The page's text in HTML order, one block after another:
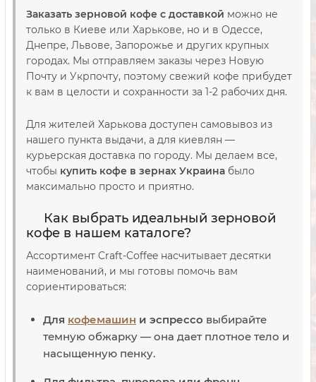
Заказать зерновой кофе с доставкой можно не
только в Киеве или Харькове, но и в Одессе,
Днепре, Львове, Запорожье и других крупных
городах. Мы отправляем заказы через Новую
Почту и Укрпочту, поэтому свежий кофе прибудет
к вам в целости и сохранности за 1-2 рабочих дня.
Для жителей Харькова доступен самовывоз из
нашего пункта выдачи, а для киевлян —
курьерская доставка по городу. Мы делаем все,
чтобы купить кофе в зернах Украина было
максимально просто и приятно.
Как выбрать идеальный зерновой
кофе в нашем каталоге?
Ассортимент Craft-Coffee насчитывает десятки
наименований, и мы готовы помочь вам
сориентироваться:
Для кофемашин и эспрессо выбирайте
темную обжарку — она дает плотное тело и
насыщенную пенку.